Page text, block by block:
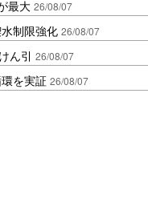
最大 26/08/07
制限強化 26/08/07
ん引 26/08/07
を実証 26/08/07